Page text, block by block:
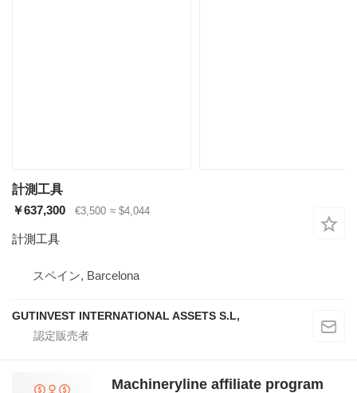
計測工具
￥637,300
€3,500 ≈ $4,044
計測工具
スペイン, Barcelona
GUTINVEST INTERNATIONAL ASSETS S.L,
Machineryline affiliate program